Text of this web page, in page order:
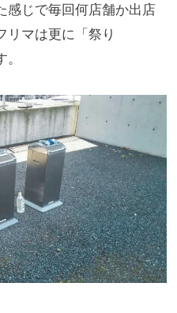
感じで毎回何店舗か出店
リマは更に「祭り